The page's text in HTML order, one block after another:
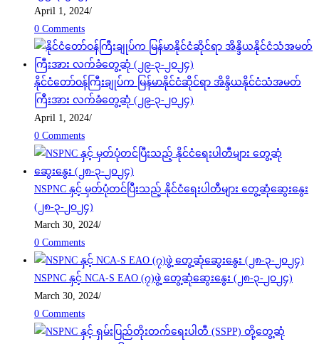
April 1, 2024/
0 Comments
နိုင်ငံတော်ဝန်ကြီးချုပ်က မြန်မာနိုင်ငံဆိုင်ရာ အိန္ဒိယနိုင်ငံသံအမတ်
ကြီးအား လက်ခံတွေ့ဆုံ (၂၉-၃-၂၀၂၄)
April 1, 2024/
0 Comments
NSPNC နှင့် မှတ်ပုံတင်ပြီးသည့် နိုင်ငံရေးပါတီများ တွေ့ဆုံဆွေးနွေး
(၂၈-၃-၂၀၂၄)
March 30, 2024/
0 Comments
NSPNC နှင့် NCA-S EAO (၇)ဖွဲ့ တွေ့ဆုံဆွေးနွေး (၂၈-၃-၂၀၂၄)
March 30, 2024/
0 Comments